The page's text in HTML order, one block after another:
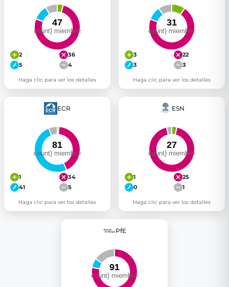
2
36
5
4
Haga clic para ver los detalles
3
22
3
3
Haga clic para ver los detalles
ECR
1
34
41
5
Haga clic para ver los detalles
ESN
1
25
0
1
Haga clic para ver los detalles
PfE